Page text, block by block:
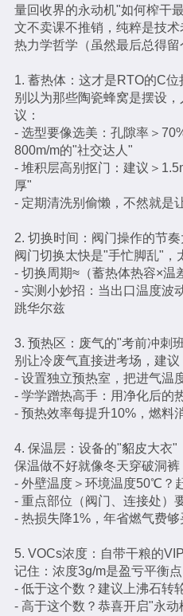
量回收界的永动机"如何榨干
文不卖课不推销，纯粹是技
热力学哲学（虽然最后总得留
1. 蓄热体：这才是RTO的C位
别以为那些陶瓷蜂窝是摆设
议：
- 选型要像选美：孔隙率＞
800m/m的"社交达人"
- 堆积层高别抠门：建议＞
厚"
- 定期清洗别偷懒，不然就是
2. 切换时间：阀门操作的节
阀门切换太快是"手忙脚乱"，
- 切换周期≈（蓄热体热容×温
- 实测小妙招：当出口温度波
跳华尔兹
3. 预热区：废气的"考前冲刺
别让冷废气直接进考场，建议
- 设置独立预热室，把进气温
- 学学蹭热高手：用净化后的
- 预热效率每提升10%，燃料
4. 保温层：设备的"貂皮大衣"
保温做不好就像冬天穿破洞裤
- 外壁温度＞环境温度50℃？
- 重点部位（阀门、连接处）
- 热损失降1%，年省燃气费
5. VOCs浓度：自带干粮的
记住：浓度3g/m是盈亏平衡点
- 低于这个数？建议上沸石转
- 高于这个数？恭喜开启"永